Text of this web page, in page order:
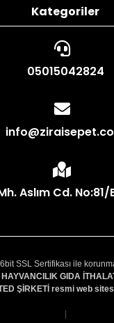
Kategoriler
05015042824
Aslım Cd.
SSL Sertifikası ile
GIDA
ŞİRKETİ resmi web